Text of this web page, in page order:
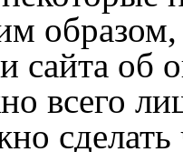
сайта об
всего